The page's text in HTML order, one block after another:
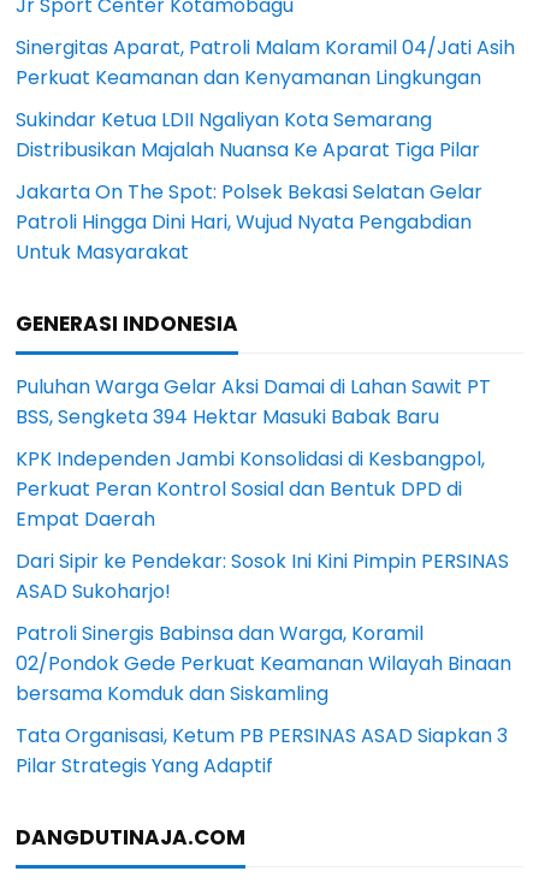
Sinergitas Aparat, Patroli Malam Koramil 04/Jati Asih
Perkuat Keamanan dan Kenyamanan Lingkungan
Sukindar Ketua LDII Ngaliyan Kota Semarang
Distribusikan Majalah Nuansa Ke Aparat Tiga Pilar
Jakarta On The Spot: Polsek Bekasi Selatan Gelar
Patroli Hingga Dini Hari, Wujud Nyata Pengabdian
Untuk Masyarakat
GENERASI INDONESIA
Puluhan Warga Gelar Aksi Damai di Lahan Sawit PT
BSS, Sengketa 394 Hektar Masuki Babak Baru
KPK Independen Jambi Konsolidasi di Kesbangpol,
Perkuat Peran Kontrol Sosial dan Bentuk DPD di
Empat Daerah
Dari Sipir ke Pendekar: Sosok Ini Kini Pimpin PERSINAS
ASAD Sukoharjo!
Patroli Sinergis Babinsa dan Warga, Koramil
02/Pondok Gede Perkuat Keamanan Wilayah Binaan
bersama Komduk dan Siskamling
Tata Organisasi, Ketum PB PERSINAS ASAD Siapkan 3
Pilar Strategis Yang Adaptif
DANGDUTINAJA.COM